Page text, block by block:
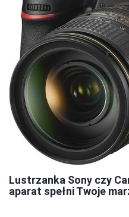
Lustrzanka Sony czy
aparat spełni Twoje